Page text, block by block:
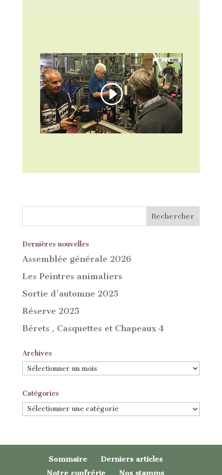
Dernières nouvelles
Assemblée générale 2026
Les Peintres animaliers
Sortie d’automne 2025
Réserve 2025
Bérets , Casquettes et Chapeaux 4
Archives
Archives
Catégories
Catégories
Sommaire
Derniers articles
Notre confrérie
Nos stamms